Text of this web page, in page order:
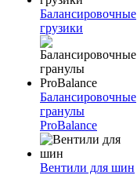
Балансировочные
грузики
Балансировочные
гранулы
ProBalance
Вентили для шин